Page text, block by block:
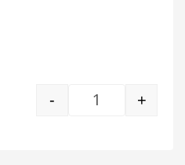
Quantity
- +